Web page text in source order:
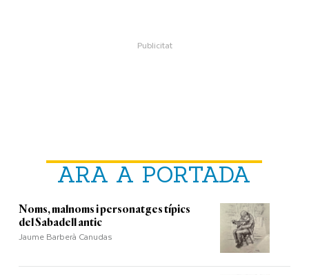
ARA A PORTADA
Noms, malnoms i personatges típics
del Sabadell antic
Jaume Barberà Canudas